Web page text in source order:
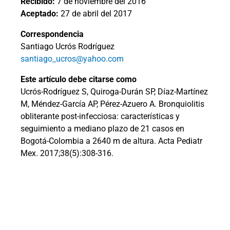
Aceptado: 27 de abril del 2017
Correspondencia
Santiago Ucrós Rodríguez
santiago_ucros@yahoo.com
Este artículo debe citarse como
Ucrós-Rodríguez S, Quiroga-Durán SP, Díaz-Martínez
M, Méndez-García AP, Pérez-Azuero A. Bronquiolitis
obliterante post-infecciosa: características y
seguimiento a mediano plazo de 21 casos en
Bogotá-Colombia a 2640 m de altura. Acta Pediatr
Mex. 2017;38(5):308-316.